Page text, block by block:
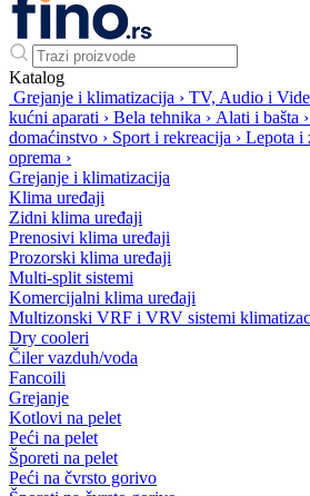
Katalog
Grejanje i klimatizacija › TV, Audio i
kućni aparati › Bela tehnika › Alati i bašta ›
domaćinstvo › Sport i rekreacija › Lepota i
oprema ›
Grejanje i klimatizacija
Klima uređaji
Zidni klima uređaji
Prenosivi klima uređaji
Prozorski klima uređaji
Multi-split sistemi
Komercijalni klima uređaji
Multizonski VRF i VRV sistemi
Dry cooleri
Čiler vazduh/voda
Fancoili
Grejanje
Kotlovi na pelet
Peći na pelet
Šporeti na pelet
Peći na čvrsto gorivo